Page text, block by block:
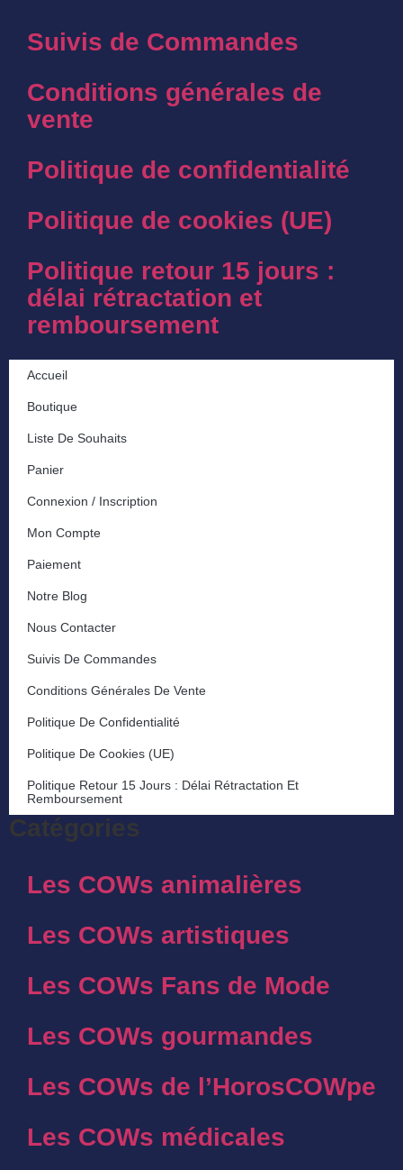
Suivis de Commandes
Conditions générales de
vente
Politique de confidentialité
Politique de cookies (UE)
Politique retour 15 jours :
délai rétractation et
remboursement
Accueil
Boutique
Liste De Souhaits
Panier
Connexion / Inscription
Mon Compte
Paiement
Notre Blog
Nous Contacter
Suivis De Commandes
Conditions Générales De Vente
Politique De Confidentialité
Politique De Cookies (UE)
Politique Retour 15 Jours : Délai Rétractation Et
Remboursement
Catégories
Les COWs animalières
Les COWs artistiques
Les COWs Fans de Mode
Les COWs gourmandes
Les COWs de l’HorosCOWpe
Les COWs médicales